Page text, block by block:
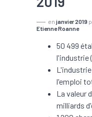
en janvier 2019
Etienne Roanne
50 499
l'industrie
l'emploi
La valeur
milliards